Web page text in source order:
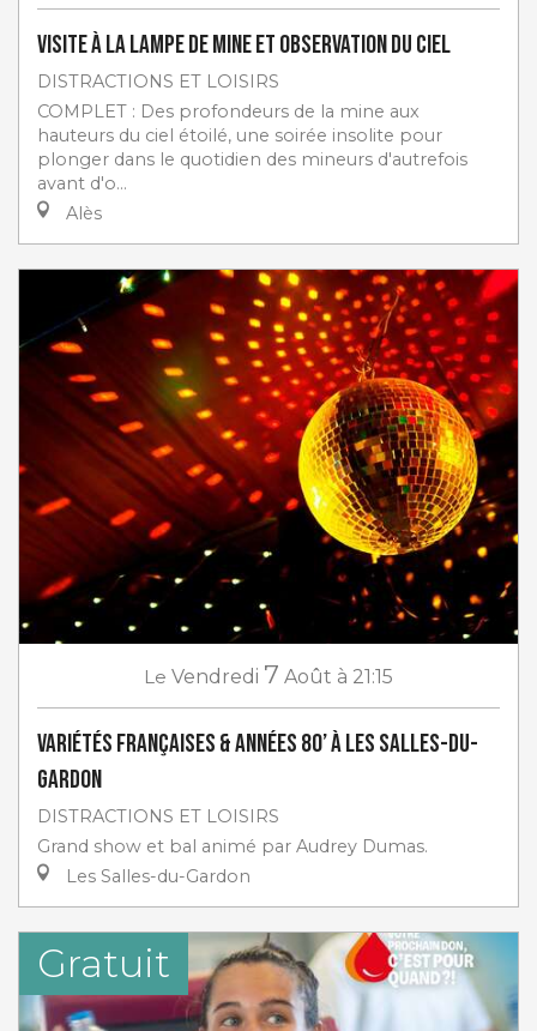
Visite à la lampe de Mine et Observation du ciel
DISTRACTIONS ET LOISIRS
COMPLET : Des profondeurs de la mine aux
hauteurs du ciel étoilé, une soirée insolite pour
plonger dans le quotidien des mineurs d'autrefois
avant d'o...
Alès
Le Vendredi 7 Août à 21:15
Variétés françaises & années 80’ à Les Salles-du-
Gardon
DISTRACTIONS ET LOISIRS
Grand show et bal animé par Audrey Dumas.
Les Salles-du-Gardon
Gratuit